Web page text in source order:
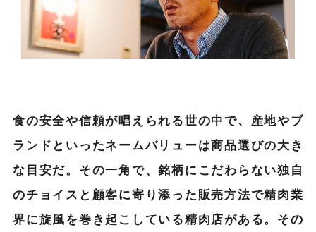
食の安全や信頼が唱えられる世の中で、産地やブ
ランドといったネームバリューは商品選びの大き
な目安だ。その一角で、銘柄にこだわらない独自
のチョイスと顧客に寄り添った販売方法で精肉業
界に旋風を巻き起こしている精肉店がある。その